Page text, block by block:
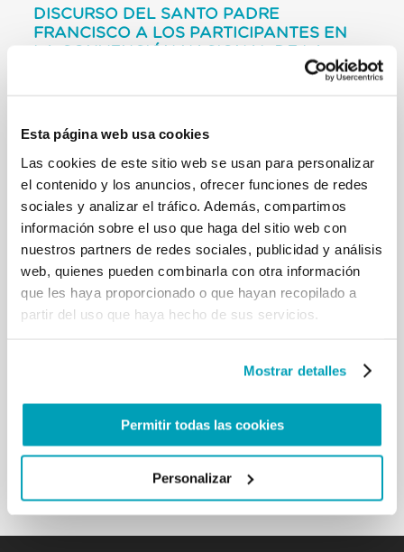
Esta página web usa cookies
Las cookies de este sitio web se usan para personalizar
el contenido y los anuncios, ofrecer funciones de redes
sociales y analizar el tráfico. Además, compartimos
información sobre el uso que haga del sitio web con
nuestros partners de redes sociales, publicidad y análisis
web, quienes pueden combinarla con otra información
que les haya proporcionado o que hayan recopilado a
partir del uso que haya hecho de sus servicios.
Mostrar detalles
Permitir todas las cookies
Personalizar
DISCURSO DEL SANTO PADRE
FRANCISCO A LOS PARTICIPANTES EN
SALA DE PABLO VI
Evangelio nos guíen a lo largo de este arduo pero
entusiasta viaje (cf. Mt 5, 3-11, Exhortación
apostólica Gaudete et exsultate, 67-94): pueden
guiarnos a mirar siempre con amor a Jesús mismo
quien los encarnó en su persona; muéstranos que la
santidad no solo concierne al espíritu, sino también
a los pies, para ir hacia los hermanos y las manos,
para compartir con ellos. Enséñanos a nosotros y a
nuestro mundo a no desconfiar o salir a merced de
dedicarnos a la promoción de todos, a inclinarnos
puede «llover» automáticamente para todos. Esto
no es cierto. […]
Volver a los resultados